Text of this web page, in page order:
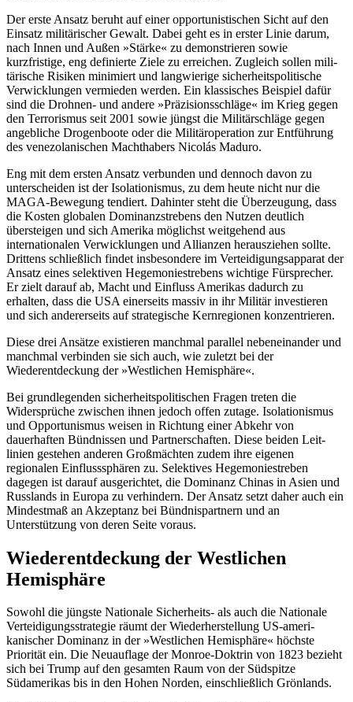
Der erste Ansatz beruht auf einer opportunistischen Sicht auf den
Einsatz militärischer Gewalt. Dabei geht es in erster Linie darum,
nach Innen und Außen »Stärke« zu demon­strieren sowie
kurzfristige, eng definierte Ziele zu erreichen. Zugleich sollen mili­
tärische Risiken minimiert und langwierige sicherheitspolitische
Verwicklungen ver­mieden werden. Ein klassisches Beispiel dafür
sind die Drohnen- und andere »Präzisionsschläge« im Krieg gegen
den Terrorismus seit 2001 sowie jüngst die Militärschläge gegen
angebliche Drogenboote oder die Militäroperation zur Ent­führung
des vene­zolanischen Machthabers Nicolás Maduro.
Eng mit dem ersten Ansatz verbunden und dennoch davon zu
unterscheiden ist der Isolationismus, zu dem heute nicht nur die
MAGA-Bewegung tendiert. Dahinter steht die Überzeugung, dass
die Kosten glo­balen Dominanzstrebens den Nutzen deut­lich
übersteigen und sich Amerika mög­lichst weitgehend aus
internationalen Ver­wicklungen und Allianzen heraus­ziehen sollte.
Drittens schließlich findet insbesondere im Verteidigungsapparat der
Ansatz eines selektiven Hegemoniestrebens wich­ti­ge Fürsprecher.
Er zielt darauf ab, Macht und Einfluss Amerikas dadurch zu
erhalten, dass die USA einerseits massiv in ihr Militär investieren
und sich andererseits auf strate­gische Kernregionen konzentrieren.
Diese drei Ansätze existieren manchmal parallel nebeneinander und
manchmal verbinden sie sich auch, wie zuletzt bei der
Wiederentdeckung der »Westlichen Hemi­sphäre«.
Bei grundlegenden sicherheitspolitischen Fragen treten die
Widersprüche zwischen ihnen jedoch offen zutage. Isolationismus
und Opportunismus weisen in Richtung einer Abkehr von
dauerhaften Bündnissen und Partnerschaften. Diese beiden Leit­
linien gestehen anderen Großmächten zudem ihre eigenen
regionalen Einflusssphären zu. Selektives Hegemoniestreben
dagegen ist darauf ausgerichtet, die Dominanz Chinas in Asien und
Russlands in Europa zu ver­hindern. Der Ansatz setzt daher auch ein
Mindestmaß an Akzeptanz bei Bündnispartnern und an
Unterstützung von deren Seite voraus.
Wiederentdeckung der Westlichen
Hemisphäre
Sowohl die jüngste Nationale Sicherheits- als auch die Nationale
Verteidigungsstrategie räumt der Wiederherstellung US-ameri­
kanischer Dominanz in der »Westlichen Hemisphäre« höchste
Priorität ein. Die Neu­auflage der Monroe-Doktrin von 1823 be­zieht
sich bei Trump auf den gesamten Raum von der Südspitze
Südamerikas bis in den Hohen Norden, einschließlich Grön­lands.